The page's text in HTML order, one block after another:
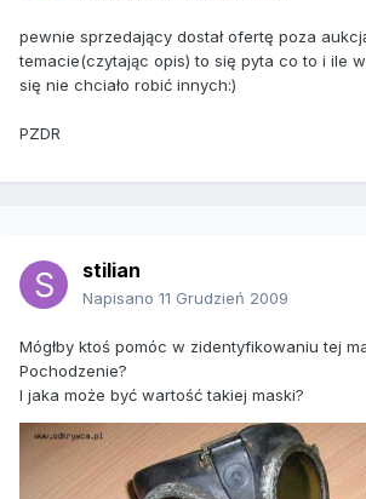
pewnie sprzedający dostał ofertę poza
temacie(czytając opis) to się pyta co to i ile
się nie chciało robić innych:)
PZDR
stilian
Napisano 11 Grudzień 2009
Mógłby ktoś pomóc w zidentyfikowaniu tej
Pochodzenie?
I jaka może być wartość takiej maski?